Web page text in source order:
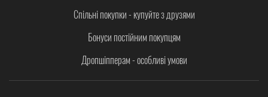
Спільні покупки - купуйте з друзями
Бонуси постійним покупцям
Дропшіпперам - особливі умови